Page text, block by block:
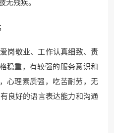
岗敬业、工作认真细致、责
稳重，有较强的服务意识和
心理素质强，吃苦耐劳，无
良好的语言表达能力和沟通